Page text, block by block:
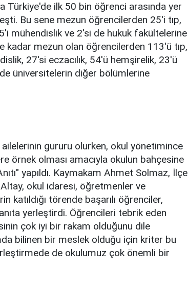
Türkiye'de ilk 50 bin öğrenci arasında yer
Bu sene mezun öğrencilerden 25'i tıp,
mühendislik ve 2'si de hukuk fakültelerine
kadar mezun olan öğrencilerden 113'ü tıp,
27'si eczacılık, 54'ü hemşirelik, 23'ü
üniversitelerin diğer bölümlerine
gururu olurken, okul yönetimince
örnek olması amacıyla okulun bahçesine
yapıldı. Kaymakam Ahmet Solmaz, İlçe
okul idaresi, öğretmenler ve
katıldığı törende başarılı öğrenciler,
anıta yerleştirdi. Öğrencileri tebrik eden
çok iyi bir rakam olduğunu dile
bilinen bir meslek olduğu için kriter bu
de okulumuz çok önemli bir